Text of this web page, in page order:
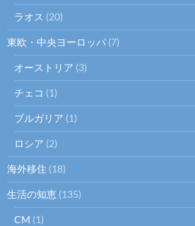
ラオス (20)
東欧・中央ヨーロッパ (7)
オーストリア (3)
チェコ (1)
ブルガリア (1)
ロシア (2)
海外移住 (18)
生活の知恵 (135)
CM (1)